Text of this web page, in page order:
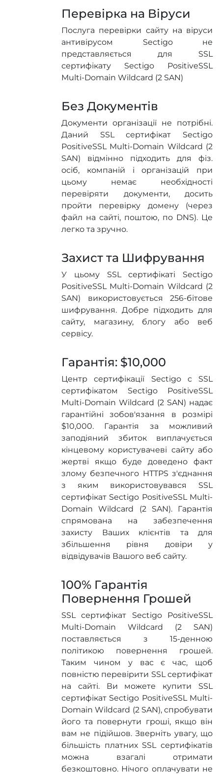
Перевірка на Віруси
Послуга перевірки сайту на віруси
антивірусом Sectigo не
представляється для SSL
сертифікату Sectigo PositiveSSL
Multi-Domain Wildcard (2 SAN)
Без Документів
Документи організації не потрібні.
Даний SSL сертифікат Sectigo
PositiveSSL Multi-Domain Wildcard (2
SAN) відмінно підходить для фіз.
осіб, компаній і організацій при
цьому немає необхідності
перевіряти документи, досить
пройти перевірку домену (через
файл на сайті, поштою, по DNS). Це
легко та зручно.
Захист та Шифрування
У цьому SSL сертифікаті Sectigo
PositiveSSL Multi-Domain Wildcard (2
SAN) використовується 256-бітове
шифрування. Добре підходить для
сайту, магазину, блогу або веб
сервісу.
Гарантія: $10,000
Центр сертифікації Sectigo c SSL
сертифікатом Sectigo PositiveSSL
Multi-Domain Wildcard (2 SAN) надає
гарантійні зобов'язання в розмірі
$10,000. Гарантія за можливий
заподіяний збиток виплачується
кінцевому користувачеві сайту або
жертві якщо буде доведено факт
злому безпечного HTTPS з'єднання
з яким використовувався SSL
сертифікат Sectigo PositiveSSL Multi-
Domain Wildcard (2 SAN). Гарантія
спрямована на забезпечення
захисту Ваших клієнтів та для
збільшення рівня довіри у
відвідувачів Вашого веб сайту.
100% Гарантія
Повернення Грошей
SSL сертифікат Sectigo PositiveSSL
Multi-Domain Wildcard (2 SAN)
поставляється з 15-денною
політикою повернення грошей.
Таким чином у вас є час, щоб
повністю перевірити SSL сертифікат
на сайті. Ви можете купити SSL
сертифікат Sectigo PositiveSSL Multi-
Domain Wildcard (2 SAN), спробувати
його та повернути гроші, якщо він
вам не підійшов. Зверніть увагу, що
більшість платних SSL сертифікатів
можна взагалі отримати
безкоштовно. Нічого оплачувати не